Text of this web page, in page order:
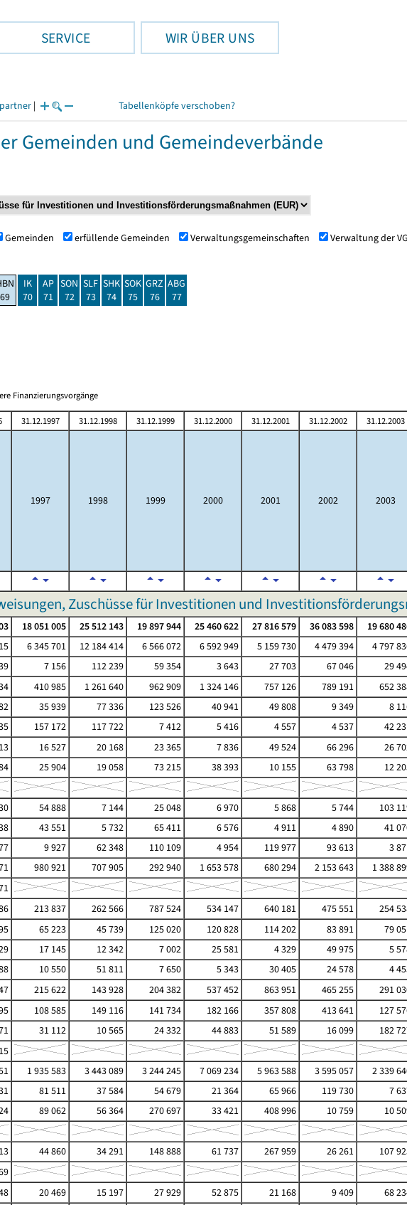
SERVICE WIR ÜBER UNS
| Tabellenköpfe verschoben?
Gemeinden und Gemeindeverbände
Gemeinden erfüllende Gemeinden Verwaltungsgemeinschaften Verwaltung der
69
IK
70
AP
71
SON
72
SLF
73
SHK
74
SOK
75
GRZ
76
ABG
77
Finanzierungsvorgänge
31.12.1997 31.12.1998 31.12.1999 31.12.2000 31.12.2001 31.12.2002 31.12.2003
1997 1998 1999 2000 2001 2002 2003
Zuschüsse für Investitionen und
18 051 005 25 512 143 19 897 944 25 460 622 27 816 579 36 083 598
19 680
6 345 701 12 184 414 6 566 072 6 592 949 5 159 730 4 479 394
4 797
7 156 112 239 59 354 3 643 27 703 67 046
29
410 985 1 261 640 962 909 1 324 146 757 126 789 191
652
35 939 77 336 123 526 40 941 49 808 9 349
8
157 172 117 722 7 412 5 416 4 557 4 537
42
16 527 20 168 23 365 7 836 49 524 66 296
26
25 904 19 058 73 215 38 393 10 155 63 798
12
54 888 7 144 25 048 6 970 5 868 5 744
103
43 551 5 732 65 411 6 576 4 911 4 890
41
9 927 62 348 110 109 4 954 119 977 93 613
3
980 921 707 905 292 940 1 653 578 680 294 2 153 643
1 388
213 837 262 566 787 524 534 147 640 181 475 551
254
65 223 45 739 125 020 120 828 114 202 83 891
79
17 145 12 342 7 002 25 581 4 329 49 975
5
10 550 51 811 7 650 5 343 30 405 24 578
4
215 622 143 928 204 382 537 452 863 951 465 255
291
108 585 149 116 141 734 182 166 357 808 413 641
127
31 112 10 565 24 332 44 883 51 589 16 099
182
1 935 583 3 443 089 3 244 245 7 069 234 5 963 588 3 595 057
2 339
81 511 37 584 54 679 21 364 65 966 119 730
7
89 062 56 364 270 697 33 421 408 996 10 759
10
44 860 34 291 148 888 61 737 267 959 26 261
107
20 469 15 197 27 929 52 875 21 168 9 409
68